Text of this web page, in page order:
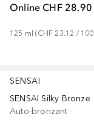
Online CHF 28.90
125 ml (CHF 23.12 / 100
SENSAI
SENSAI Silky Bronze
Auto-bronzant